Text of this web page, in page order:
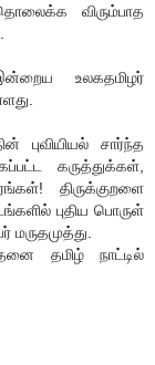
விரும்பாத
உலகதமிழர்
புவியியல் சார்ந்த
கருத்துக்கள்,
திருக்குறளை
புதிய பொருள்
மருதமுத்து.
தமிழ் நாட்டில்